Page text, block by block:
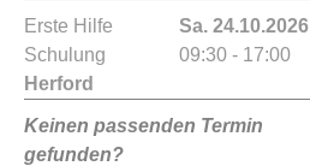
Erste Hilfe
Schulung
Herford
Sa. 24.10.2026
09:30 - 17:00
Keinen passenden Termin
gefunden?